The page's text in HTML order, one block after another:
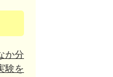
か分
験を